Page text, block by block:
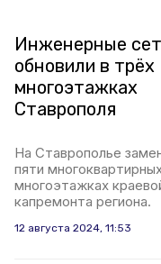
Инженерные
обновили в трёх
многоэтажках
Ставрополя
На Ставрополье
пяти
многоэтажках
капремонта региона.
12 августа 2024, 11:53